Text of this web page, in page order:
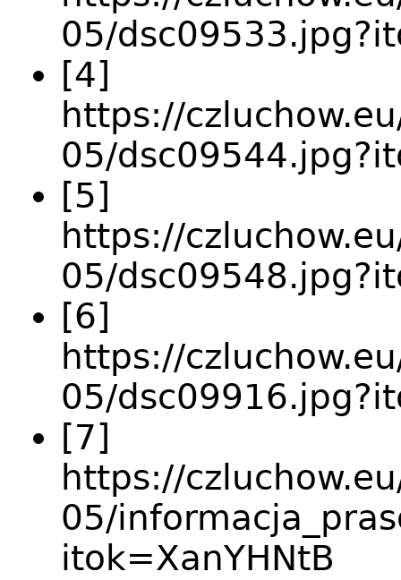
05/
[4]
https://
05/
[5]
https://
05/
[6]
https://
05/
[7]
https://
05/
itok=XanYHNtB